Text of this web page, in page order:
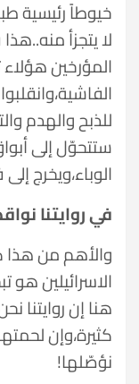
خيوطاً رئيسية
لا يتجزأ
المؤرخين
للذبح والهدم
ستتحوّل إلى
الوباء،ويخرج
في روايتنا
والأهم من هذا
الاسرائيلين هو
هنا إن روايتنا
كثيرة،وإن
نؤصّلها!